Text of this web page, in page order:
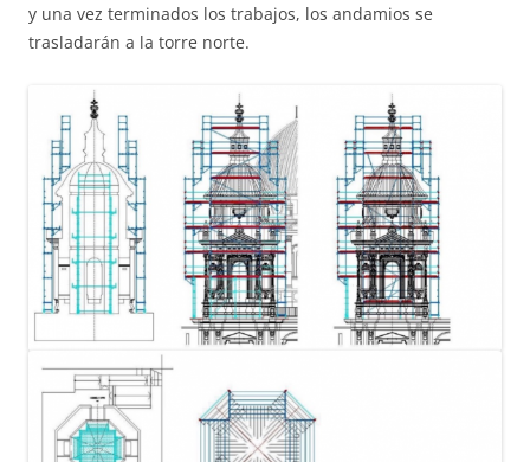
y una vez terminados los trabajos, los andamios se
trasladarán a la torre norte.